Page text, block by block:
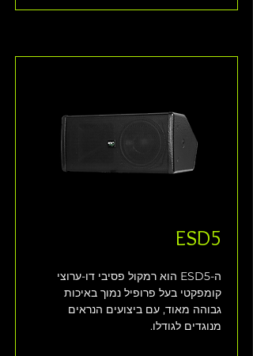
ESD5
ה-ESD5 הוא רמקול פסיבי דו-ערוצי
קומפקטי בעל פרופיל נמוך באיכות
גבוהה מאוד, עם ביצועים הנראים
מנוגדים לגודלו.